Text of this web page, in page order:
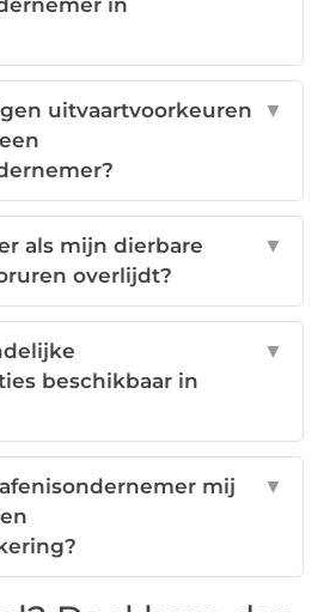
in
uitvaartvoorkeuren
▼
als mijn dierbare
overlijdt?
▼
beschikbaar in
▼
mij
▼